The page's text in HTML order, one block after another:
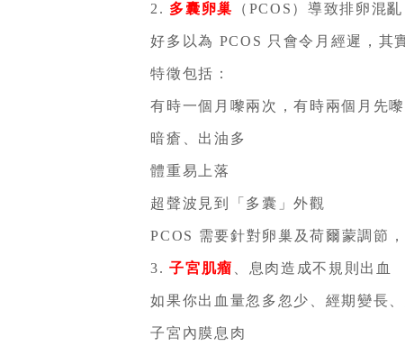
2. 多囊卵巢 （PCOS）導致排卵混亂
好多以為 PCOS 只會令月經遲，其
特徵包括：
有時一個月嚟兩次，有時兩個月先嚟
暗瘡、出油多
體重易上落
超聲波見到「多囊」外觀
PCOS 需要針對卵巢及荷爾蒙調節，
3.子宮肌瘤 、息肉造成不規則出血
如果你出血量忽多忽少、經期變長、
子宮內膜息肉